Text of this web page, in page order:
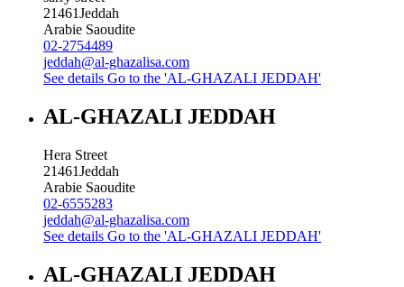
21461Jeddah
Arabie Saoudite
02-2754489
jeddah@al-ghazalisa.com
See details Go to the 'AL-GHAZALI JEDDAH'
AL-GHAZALI JEDDAH
Hera Street
21461Jeddah
Arabie Saoudite
02-6555283
jeddah@al-ghazalisa.com
See details Go to the 'AL-GHAZALI JEDDAH'
AL-GHAZALI JEDDAH